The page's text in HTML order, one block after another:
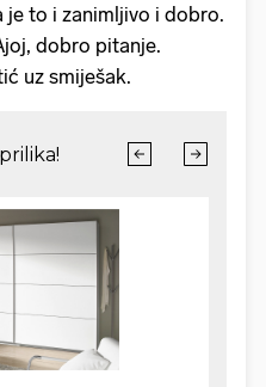
je to i zanimljivo i dobro.
dobro pitanje.
uz smiješak.